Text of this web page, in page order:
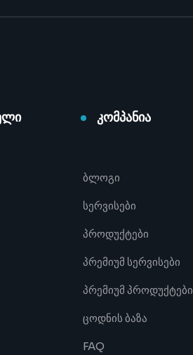
კომპანია
ბლოგი
სერვისები
პროდუქტები
პრემიუმ სერვისები
პრემიუმ პროდუქტები
ცოდნის ბაზა
FAQ